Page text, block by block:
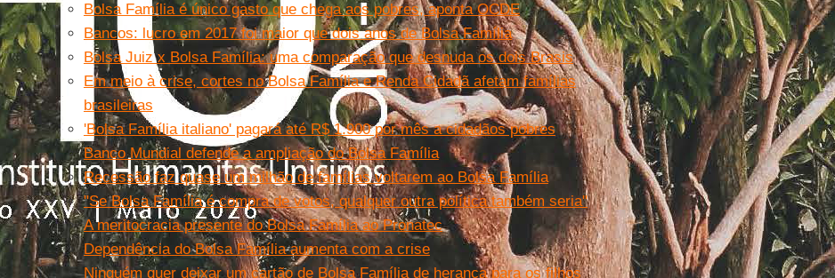
Bolsa Família é único gasto que chega aos pobres, aponta OCDE
Bancos: lucro em 2017 foi maior que dois anos de Bolsa Família
Bolsa Juiz x Bolsa Família: uma comparação que desnuda os dois Brasis
Em meio à crise, cortes no Bolsa Família e Renda Cidadã afetam famílias
brasileiras
'Bolsa Família italiano' pagará até R$ 1.900 por mês a cidadãos pobres
Banco Mundial defende a ampliação do Bolsa Família
Recessão faz quase um milhão de famílias voltarem ao Bolsa Família
"Se Bolsa Família é compra de votos, qualquer outra política também seria"
A meritocracia presente do Bolsa Família ao Pronatec
Dependência do Bolsa Família aumenta com a crise
Ninguém quer deixar um cartão de Bolsa Família de herança para os filhos